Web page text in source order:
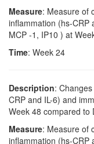
Measure: Measure of
inflammation (hs-CRP
MCP -1, IP10 ) at
Time: Week 24
Description:
CRP and IL-6) and
Week 48 compared to
Measure: Measure of
inflammation (hs-CRP